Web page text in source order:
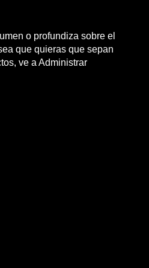
o profundiza sobre el
que quieras que sepan
ve a Administrar